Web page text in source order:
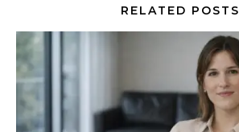
RELATED POSTS